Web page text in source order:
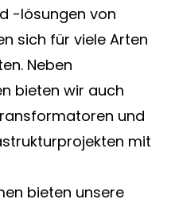
-lösungen von
sich für viele Arten
Neben
bieten wir auch
und
mit
bieten unsere